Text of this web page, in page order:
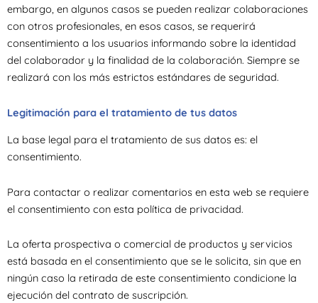
embargo, en algunos casos se pueden realizar colaboraciones
con otros profesionales, en esos casos, se requerirá
consentimiento a los usuarios informando sobre la identidad
del colaborador y la finalidad de la colaboración. Siempre se
realizará con los más estrictos estándares de seguridad.
Legitimación para el tratamiento de tus datos
La base legal para el tratamiento de sus datos es: el
consentimiento.
Para contactar o realizar comentarios en esta web se requiere
el consentimiento con esta política de privacidad.
La oferta prospectiva o comercial de productos y servicios
está basada en el consentimiento que se le solicita, sin que en
ningún caso la retirada de este consentimiento condicione la
ejecución del contrato de suscripción.